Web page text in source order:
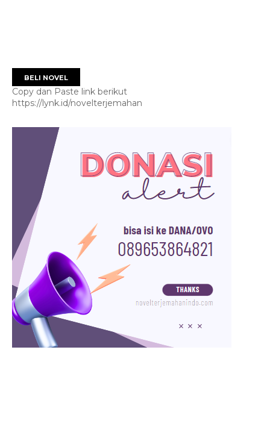
BELI NOVEL
Copy dan Paste link berikut
https://lynk.id/novelterjemahan